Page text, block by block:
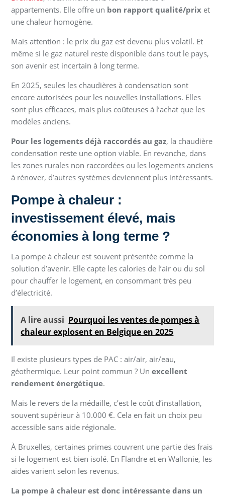
appartements. Elle offre un bon rapport qualité/prix et
une chaleur homogène.
Mais attention : le prix du gaz est devenu plus volatil. Et
même si le gaz naturel reste disponible dans tout le pays,
son avenir est incertain à long terme.
En 2025, seules les chaudières à condensation sont
encore autorisées pour les nouvelles installations. Elles
sont plus efficaces, mais plus coûteuses à l’achat que les
modèles anciens.
Pour les logements déjà raccordés au gaz, la chaudière
condensation reste une option viable. En revanche, dans
les zones rurales non raccordées ou les logements anciens
à rénover, d’autres systèmes deviennent plus intéressants.
Pompe à chaleur :
investissement élevé, mais
économies à long terme ?
La pompe à chaleur est souvent présentée comme la
solution d’avenir. Elle capte les calories de l’air ou du sol
pour chauffer le logement, en consommant très peu
d’électricité.
A lire aussi Pourquoi les ventes de pompes à
chaleur explosent en Belgique en 2025
Il existe plusieurs types de PAC : air/air, air/eau,
géothermique. Leur point commun ? Unexcellent
rendement énergétique.
Mais le revers de la médaille, c’est le coût d’installation,
souvent supérieur à 10.000 €. Cela en fait un choix peu
accessible sans aide régionale.
À Bruxelles, certaines primes couvrent une partie des frais
si le logement est bien isolé. En Flandre et en Wallonie, les
aides varient selon les revenus.
La pompe à chaleur est donc intéressante dans un